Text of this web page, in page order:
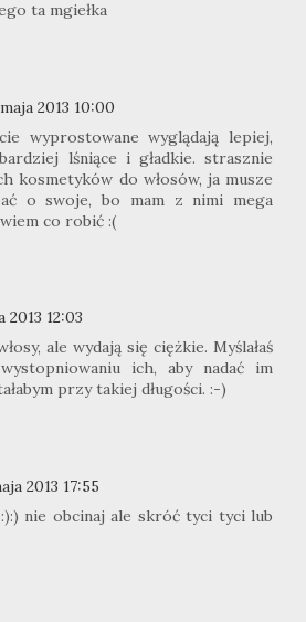
ta mgiełka
2013 10:00
wyprostowane wyglądają lepiej,
lśniące i gładkie. strasznie
kosmetyków do włosów, ja musze
o swoje, bo mam z nimi mega
co robić :(
2013 12:03
ale wydają się ciężkie. Myślałaś
ich, aby nadać im
przy takiej długości. :-)
2013 17:55
:):) nie obcinaj ale skróć tyci tyci lub